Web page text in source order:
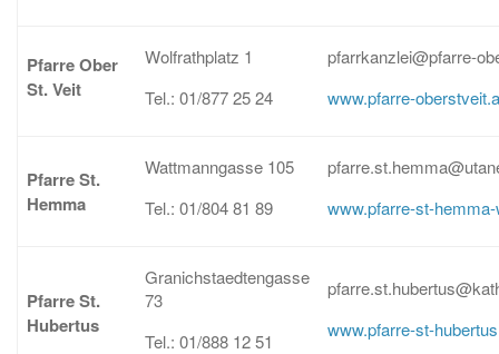
Pfarre Ober
St. Veit
Wolfrathplatz 1
Tel.: 01/877 25 24
pfarrkanzlei@pfarre-
www.pfarre-
Pfarre St.
Hemma
Wattmanngasse 105
Tel.: 01/804 81 89
www.pfarre-st-
Pfarre St.
Hubertus
Granichstaedtengasse
73
Tel.: 01/888 12 51
www.pfarre-st-